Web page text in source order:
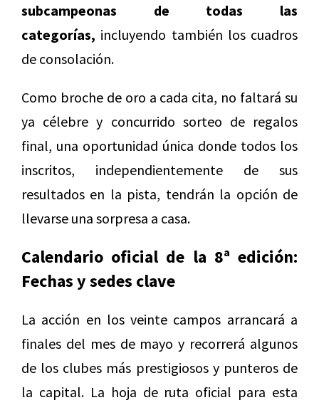
subcampeonas de todas las
categorías, incluyendo también los cuadros
de consolación.
Como broche de oro a cada cita, no faltará su
ya célebre y concurrido sorteo de regalos
final, una oportunidad única donde todos los
inscritos, independientemente de sus
resultados en la pista, tendrán la opción de
llevarse una sorpresa a casa.
Calendario oficial de la 8ª edición:
Fechas y sedes clave
La acción en los veinte campos arrancará a
finales del mes de mayo y recorrerá algunos
de los clubes más prestigiosos y punteros de
la capital. La hoja de ruta oficial para esta